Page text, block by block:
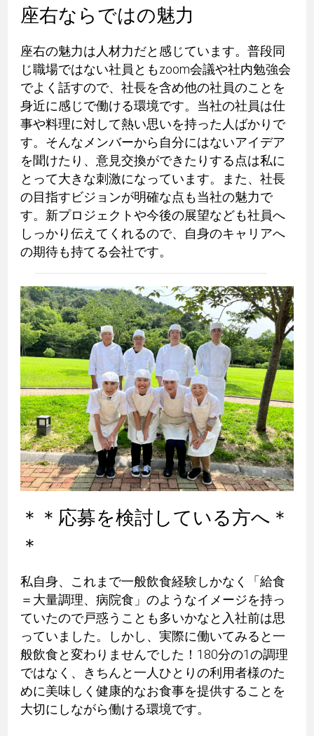
座右ならではの魅力
座右の魅力は人材力だと感じています。普段同
じ職場ではない社員ともzoom会議や社内勉強会
でよく話すので、社長を含め他の社員のことを
身近に感じで働ける環境です。当社の社員は仕
事や料理に対して熱い思いを持った人ばかりで
す。そんなメンバーから自分にはないアイデア
を聞けたり、意見交換ができたりする点は私に
とって大きな刺激になっています。また、社長
の目指すビジョンが明確な点も当社の魅力で
す。新プロジェクトや今後の展望なども社員へ
しっかり伝えてくれるので、自身のキャリアへ
の期待も持てる会社です。
＊＊応募を検討している方へ＊
＊
私自身、これまで一般飲食経験しかなく「給食
＝大量調理、病院食」のようなイメージを持っ
ていたので戸惑うことも多いかなと入社前は思
っていました。しかし、実際に働いてみると一
般飲食と変わりませんでした！180分の1の調理
ではなく、きちんと一人ひとりの利用者様のた
めに美味しく健康的なお食事を提供することを
大切にしながら働ける環境です。